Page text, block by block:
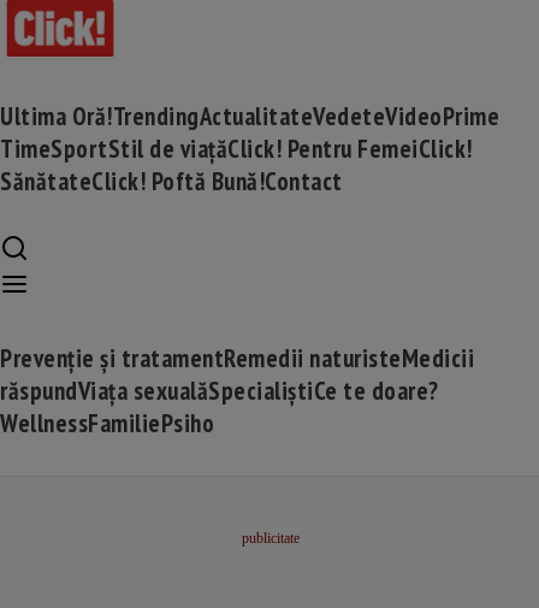
Ultima Oră!TrendingActualitateVedeteVideoPrime
TimeSportStil de viațăClick! Pentru FemeiClick!
SănătateClick! Poftă Bună!Contact
Prevenție și tratamentRemedii naturisteMedicii
răspundViața sexualăSpecialiștiCe te doare?
WellnessFamiliePsiho